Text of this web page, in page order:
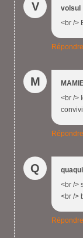
V
volsul
<br />
Répondre
M
<br />
Répondre
Q
<br />
<br />
Répondre